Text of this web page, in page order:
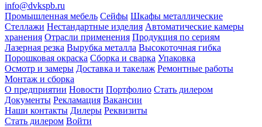
info@dvkspb.ru
Промышленная мебель Сейфы Шкафы металлические
Стеллажи Нестандартные изделия Автоматические камеры
хранения Отрасли применения Продукция по сериям
Лазерная резка Вырубка металла Высокоточная гибка
Порошковая окраска Сборка и сварка Упаковка
Осмотр и замеры Доставка и такелаж Ремонтные работы
Монтаж и сборка
О предприятии Новости Портфолио Стать дилером
Документы Рекламация Вакансии
Наши контакты Дилеры Реквизиты
Стать дилером Войти